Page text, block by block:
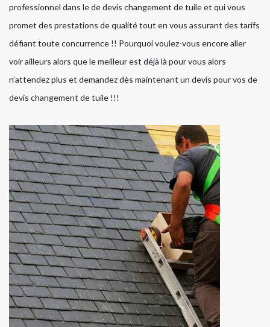
professionnel dans le de devis changement de tuile et qui vous
promet des prestations de qualité tout en vous assurant des tarifs
défiant toute concurrence !! Pourquoi voulez-vous encore aller
voir ailleurs alors que le meilleur est déjà là pour vous alors
n’attendez plus et demandez dès maintenant un devis pour vos de
devis changement de tuile !!!